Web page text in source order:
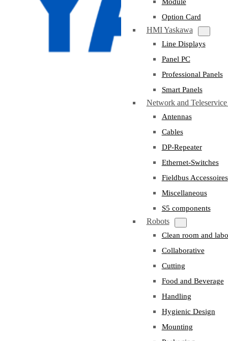
Option Card
HMI Yaskawa
Line Displays
Panel PC
Professional Panels
Smart Panels
Network and
Antennas
Cables
DP-Repeater
Ethernet-Switches
Fieldbus Accessoires
Miscellaneous
S5 components
Robots
Clean room and
Collaborative
Cutting
Food and Beverage
Handling
Hygienic Design
Mounting